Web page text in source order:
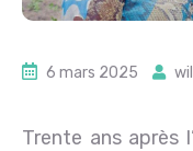
6 mars 2025
Trente ans après